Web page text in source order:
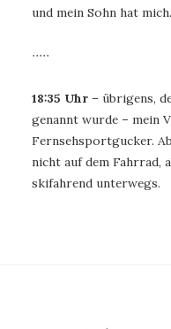
und mein Sohn hat
∙∙∙∙∙
18:35 Uhr – übrigens,
genannt wurde – mein
Fernsehsportgucker.
nicht auf dem Fahrrad,
skifahrend unterwegs.